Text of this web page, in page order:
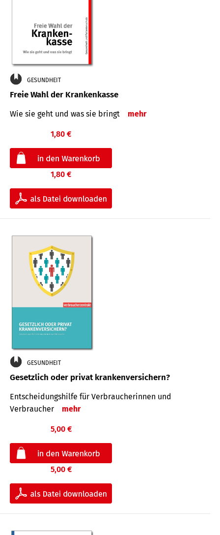
GESUNDHEIT
Freie Wahl der Krankenkasse
Wie sie geht und was sie bringt mehr
1,80 €
1,80 €
GESUNDHEIT
Gesetzlich oder privat krankenversichern?
Entscheidungshilfe für Verbraucherinnen und
Verbraucher
mehr
5,00 €
5,00 €